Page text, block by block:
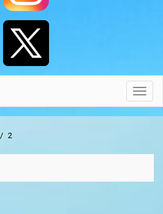
/ 2